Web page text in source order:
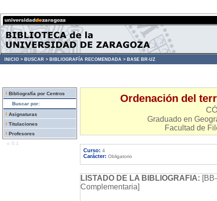
INICIO > BUSCAR > BIBLIOGRAFÍA RECOMENDADA > BASE BR-UZ
Bibliografía por Centros
Buscar por:
Asignaturas
Titulaciones
Profesores
v. 0.1
Ordenación del
Graduado en
Facultad de
Curso: 4
Carácter: Obligatorio
LISTADO DE LA BIBLIOGRAFIA:
Complementaria]